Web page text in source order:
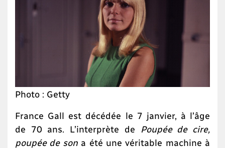
Photo : Getty
France Gall est décédée le 7 janvier, à l’âge
de 70 ans. L’interprète de
Poupée de cire,
poupée de sona été une véritable machine à